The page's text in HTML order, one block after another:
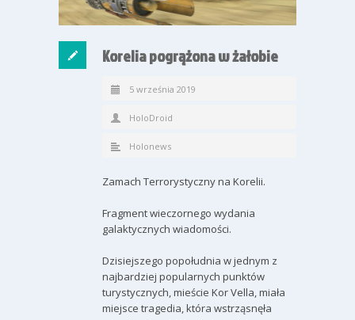
Korelia pogrążona w żałobie
5 września 2019
HoloDroid
Holonews
Zamach Terrorystyczny na Korelii.
Fragment wieczornego wydania
galaktycznych wiadomości.
Dzisiejszego popołudnia w jednym z
najbardziej popularnych punktów
turystycznych, mieście Kor Vella, miała
miejsce tragedia, która wstrząsnęła